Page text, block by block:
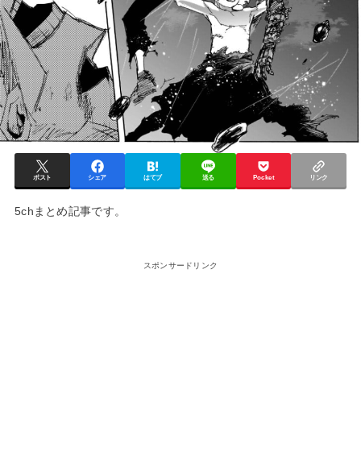
ポスト シェア はてブ 送る Pocket リンク
5chまとめ記事です。
スポンサードリンク